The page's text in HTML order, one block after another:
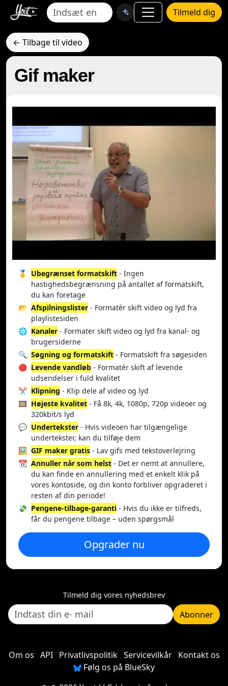
Tilmeld dig
← Tilbage til video
Gif maker
🥇 Ubegrænset formatskift - Ingen
hastighedsbegrænsning på antallet af formatskift,
du kan foretage
📂 Afspilningslister - Formatér skift video og lyd fra
playlistesiden
🌐 Kanaler - Formater skift video og lyd fra kanal- og
brugersiderne
🔍 Søgning og formatskift - Formatskift fra søgesiden
🔴 Levende vandløb - Formatér skift af levende
udsendelser i fuld kvalitet
✂️ Klipning - Klip dele af video og lyd
🎞️ Højeste kvalitet - Få 8k, 4k, 1080p, 720p videoer og
320kbit/s lyd
💬 Undertekster - Hvis videoen har tilgængelige
undertekster, kan du tilføje dem
🖼️ GIF maker gratis - Lav gifs med tekstoverlejring
📆 Annuller når som helst - Det er nemt at annullere,
du kan finde en annullering med et enkelt klik på
vores kontoside, og din konto forbliver opgraderet i
resten af din periode!
💸 Pengene-tilbage-garanti - Hvis du ikke er tilfreds,
får du pengene tilbage – uden spørgsmål
Opgrader nu
Tilmeld dig vores nyhedsbrev
Abonner
Om os API Privatlivspolitik Servicevilkår
Kontakt os
Følg os på BlueSky